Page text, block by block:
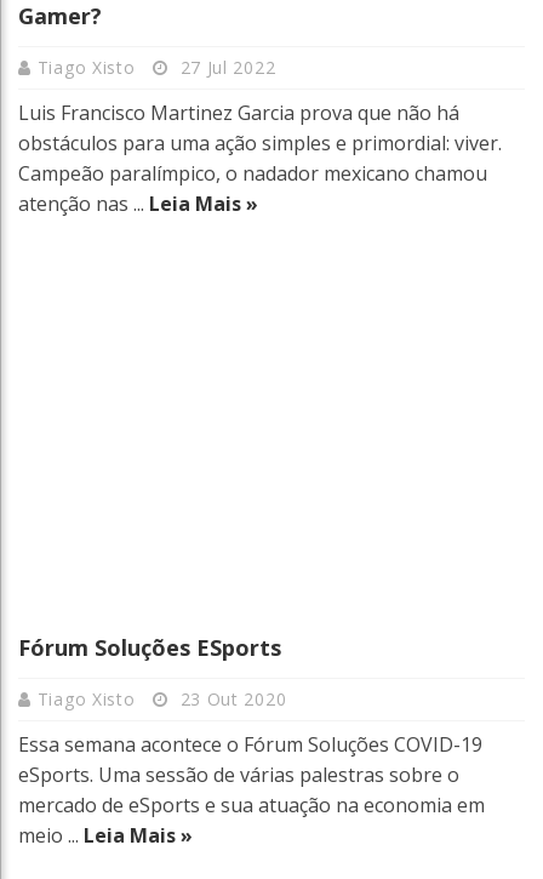
Gamer?
Tiago Xisto 27 Jul 2022
Luis Francisco Martinez Garcia prova que não há
obstáculos para uma ação simples e primordial: viver.
Campeão paralímpico, o nadador mexicano chamou
atenção nas ... Leia Mais »
Fórum Soluções ESports
Tiago Xisto 23 Out 2020
Essa semana acontece o Fórum Soluções COVID-19
eSports. Uma sessão de várias palestras sobre o
mercado de eSports e sua atuação na economia em
meio ... Leia Mais »